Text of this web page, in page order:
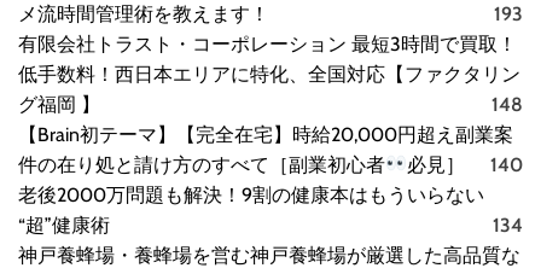
メ流時間管理術を教えます！
193
有限会社トラスト・コーポレーション 最短3時間で買取！
低手数料！西日本エリアに特化、全国対応【ファクタリン
グ福岡 】
148
【Brain初テーマ】【完全在宅】時給20,000円超え副業案
件の在り処と請け方のすべて［副業初心者
必見］
140
老後2000万問題も解決！9割の健康本はもういらない
“超”健康術
134
神戸養蜂場・養蜂場を営む神戸養蜂場が厳選した高品質な